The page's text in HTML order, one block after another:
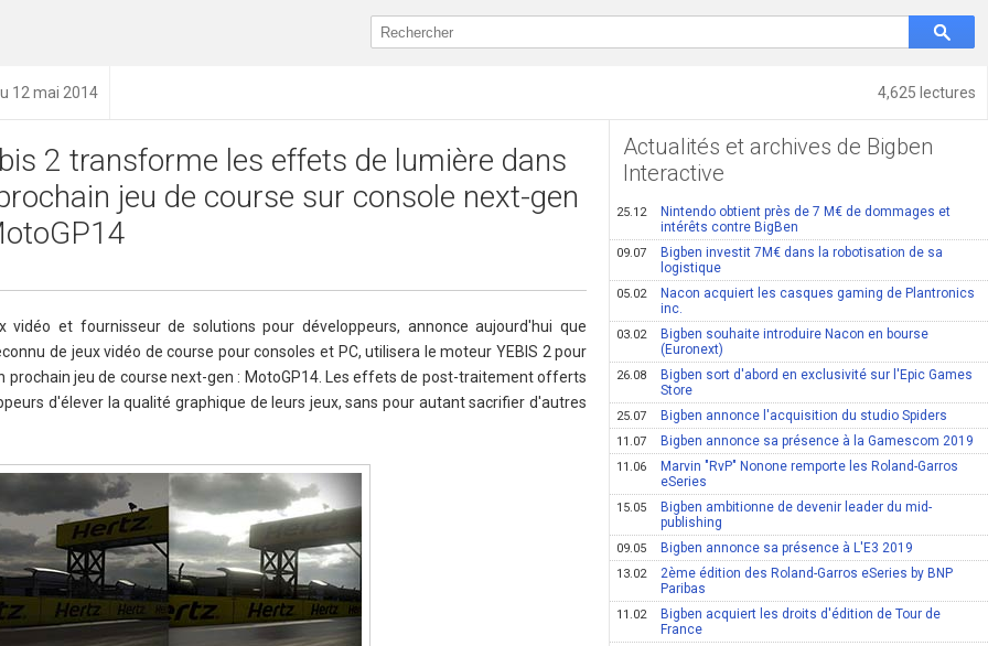
4,625 lectures
12 mai 2014
2 transforme les effets de lumière dans
jeu de course sur console next-gen
vidéo et fournisseur de solutions pour développeurs, annonce aujourd'hui que
de jeux vidéo de course pour consoles et PC, utilisera le moteur YEBIS 2 pour
prochain jeu de course next-gen : MotoGP14. Les effets de post-traitement offerts
d'élever la qualité graphique de leurs jeux, sans pour autant sacrifier d'autres
Actualités et archives de Bigben
Interactive
25.12
Nintendo obtient près de 7 M€ de dommages et
intérêts contre BigBen
09.07
Bigben investit 7M€ dans la robotisation de sa
logistique
05.02
Nacon acquiert les casques gaming de Plantronics
inc.
03.02
Bigben souhaite introduire Nacon en bourse
(Euronext)
26.08
Bigben sort d'abord en exclusivité sur l'Epic Games
Store
25.07 Bigben annonce l'acquisition du studio Spiders
11.07 Bigben annonce sa présence à la Gamescom 2019
11.06
Marvin "RvP" Nonone remporte les Roland-Garros
eSeries
15.05
Bigben ambitionne de devenir leader du mid-
publishing
09.05 Bigben annonce sa présence à L'E3 2019
13.02
2ème édition des Roland-Garros eSeries by BNP
Paribas
11.02
Bigben acquiert les droits d'édition de Tour de
France